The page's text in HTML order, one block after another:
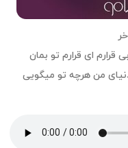
قرارم ای قرارم تو بمان
من هرچه تو میگویی